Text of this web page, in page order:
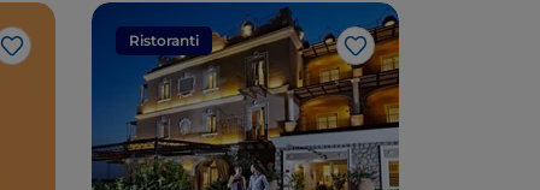
Like
Ristoranti
Like